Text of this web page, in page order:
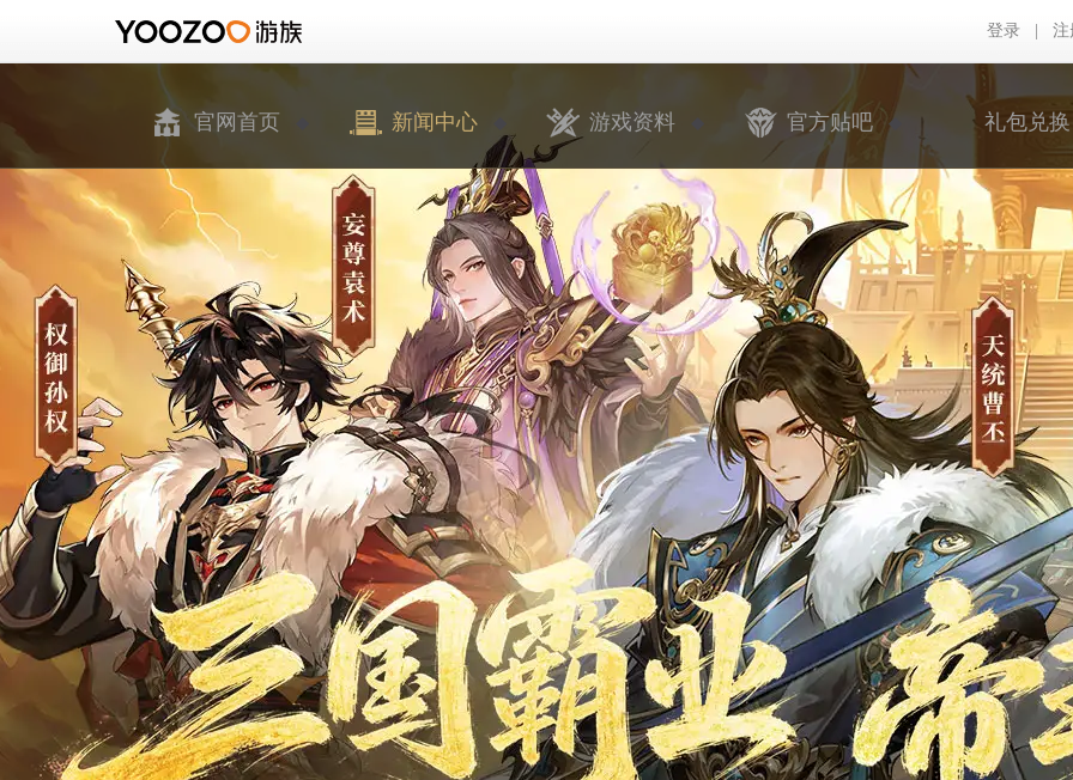
登录 注
官网首页 新闻中心 游戏资料 官方贴吧 礼包兑换